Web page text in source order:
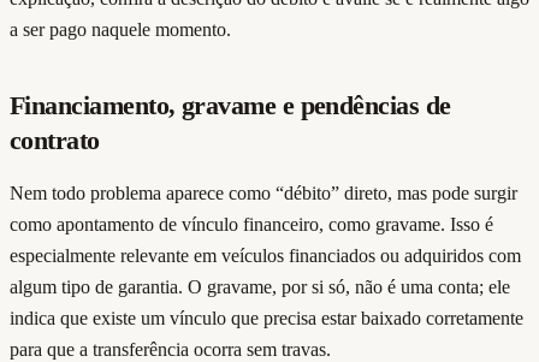
a ser pago naquele momento.
Financiamento, gravame e pendências de
contrato
Nem todo problema aparece como “débito” direto, mas pode surgir
como apontamento de vínculo financeiro, como gravame. Isso é
especialmente relevante em veículos financiados ou adquiridos com
algum tipo de garantia. O gravame, por si só, não é uma conta; ele
indica que existe um vínculo que precisa estar baixado corretamente
para que a transferência ocorra sem travas.